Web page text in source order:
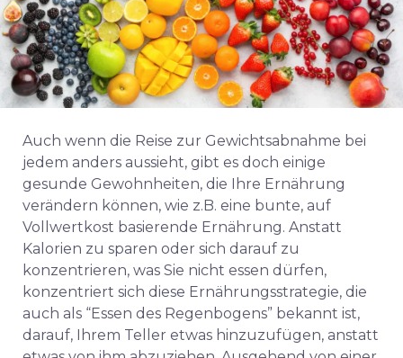
Auch wenn die Reise zur Gewichtsabnahme bei
jedem anders aussieht, gibt es doch einige
gesunde Gewohnheiten, die Ihre Ernährung
verändern können, wie z.B. eine bunte, auf
Vollwertkost basierende Ernährung. Anstatt
Kalorien zu sparen oder sich darauf zu
konzentrieren, was Sie nicht essen dürfen,
konzentriert sich diese Ernährungsstrategie, die
auch als “Essen des Regenbogens” bekannt ist,
darauf, Ihrem Teller etwas hinzuzufügen, anstatt